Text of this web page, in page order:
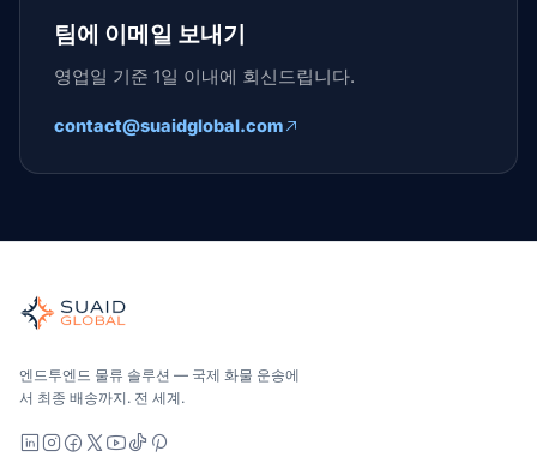
팀에 이메일 보내기
영업일 기준 1일 이내에 회신드립니다.
contact@suaidglobal.com
글로벌 해양, 항공, 육상, 통관 및 창고 관리를 위한 독립적인
해양, 항공 및 지상 — 운송업체 중립적으로 비교하고, 견적을
엔드투엔드 물류 솔루션 — 국제 화물 운송에
서 최종 배송까지. 전 세계.
LinkedIn
Instagram
Facebook
X YouTube
TikTok